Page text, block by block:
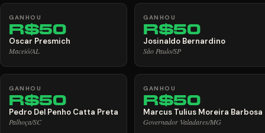
GANHOU
R$50
Oscar Presmich
Maceió/AL
GANHOU
R$50
Pedro Del Penho Catta Preta
Palhoça/SC
GANHOU
R$50
Josinaldo Bernardino
São Paulo/SP
GANHOU
R$50
Marcus Tulius Moreira Barbosa
Governador Valadares/MG